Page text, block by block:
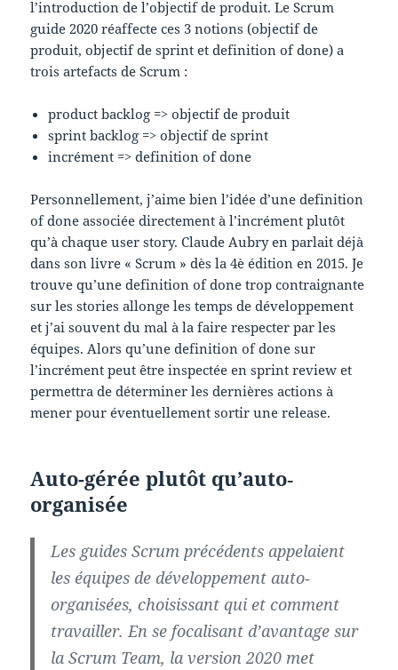
l’introduction de l’objectif de produit. Le Scrum
guide 2020 réaffecte ces 3 notions (objectif de
produit, objectif de sprint et definition of done) a
trois artefacts de Scrum :
product backlog => objectif de produit
sprint backlog => objectif de sprint
incrément => definition of done
Personnellement, j’aime bien l’idée d’une definition
of done associée directement à l’incrément plutôt
qu’à chaque user story. Claude Aubry en parlait déjà
dans son livre « Scrum » dès la 4è édition en 2015. Je
trouve qu’une definition of done trop contraignante
sur les stories allonge les temps de développement
et j’ai souvent du mal à la faire respecter par les
équipes. Alors qu’une definition of done sur
l’incrément peut être inspectée en sprint review et
permettra de déterminer les dernières actions à
mener pour éventuellement sortir une release.
Auto-gérée plutôt qu’auto‐
organisée
Les guides Scrum précédents appelaient
les équipes de développement auto‐
organisées, choisissant qui et comment
travailler. En se focalisant d’avantage sur
la Scrum Team, la version 2020 met